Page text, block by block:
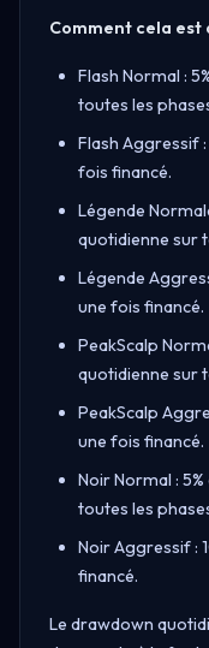
Comment cela est
Flash Normal :
toutes les
Flash Aggressif :
fois financé.
Légende
quotidienne sur
Légende
une fois financé.
PeakScalp
quotidienne sur
PeakScalp
une fois financé.
Noir Normal :
toutes les
Noir Aggressif :
financé.
Le drawdown